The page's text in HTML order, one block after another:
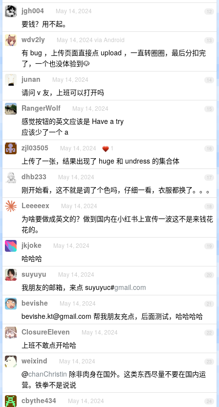
12
jgh004 May 14, 2024
要钱？用不起。
13
wdv2ly May 14, 2024 via Android
有 bug ，上传页面直接点 upload ，一直转圈圈，最后分扣完
了，一个也没体验到🐶
14
junan May 14, 2024
请问 v 友，上班可以打开吗
15
RangerWolf May 14, 2024
感觉按钮的英文应该是 Have a try
应该少了一个 a
16
zjl03505 May 14, 2024 1
上传了一张，结果出现了 huge 和 undress 的集合体
17
dhb233 May 14, 2024
刚开始看，这不就是调了个色吗，仔细一看，衣服都换了。。。
18
Leeeeex May 14, 2024
为啥要做成英文的？做到国内在小红书上宣传一波这不是来钱花
花的。
19
jkjoke May 14, 2024
哈哈哈
20
suyuyu May 14, 2024
我朋友的邮箱，来点 suyuyuc#gmail.com
21
bevishe May 14, 2024
bevishe.kt@gmail.com 帮我朋友充点，后面测试，哈哈哈哈
22
ClosureEleven May 14, 2024
上班不敢点开哈哈
23
weixind May 14, 2024
@chanChristin 除非肉身在国外。这类东西尽量不要在国内运
营。铁拳不是说说
24
cbythe434 May 14, 2024